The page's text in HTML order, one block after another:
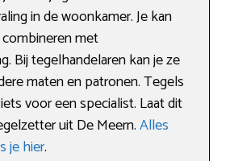
in de woonkamer. Je kan
met
Bij tegelhandelaren kan je ze
maten en patronen. Tegels
voor een specialist. Laat dit
uit De Meern.Alles
je hier.